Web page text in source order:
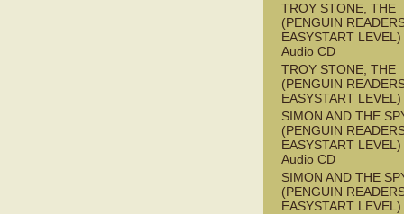
TROY STONE, THE
(PENGUIN
EASYSTART
Audio CD
TROY STONE, THE
(PENGUIN
EASYSTART
SIMON AND THE
(PENGUIN
EASYSTART
Audio CD
SIMON AND THE
(PENGUIN
EASYSTART